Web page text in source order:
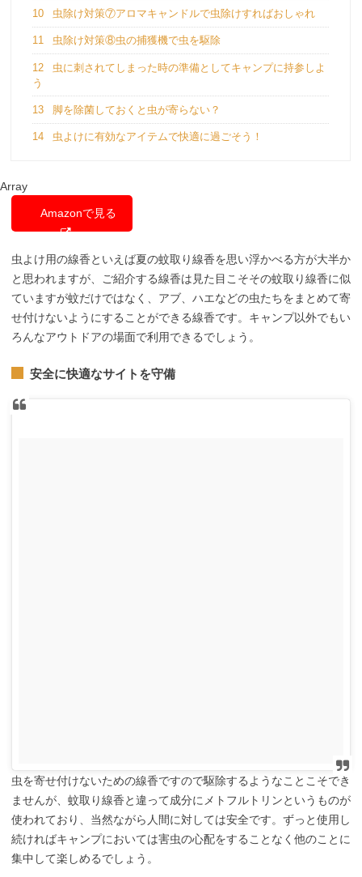
10 虫除け対策⑦アロマキャンドルで虫除けすればおしゃれ
11 虫除け対策⑧虫の捕獲機で虫を駆除
12
虫に刺されてしまった時の準備としてキャンプに持参しよ
う
13 脚を除菌しておくと虫が寄らない？
14 虫よけに有効なアイテムで快適に過ごそう！
Array
Amazonで見る
虫よけ用の線香といえば夏の蚊取り線香を思い浮かべる方が大半か
と思われますが、ご紹介する線香は見た目こそその蚊取り線香に似
ていますが蚊だけではなく、アブ、ハエなどの虫たちをまとめて寄
せ付けないようにすることができる線香です。キャンプ以外でもい
ろんなアウトドアの場面で利用できるでしょう。
安全に快適なサイトを守備
虫を寄せ付けないための線香ですので駆除するようなことこそでき
ませんが、蚊取り線香と違って成分にメトフルトリンというものが
使われており、当然ながら人間に対しては安全です。ずっと使用し
続ければキャンプにおいては害虫の心配をすることなく他のことに
集中して楽しめるでしょう。